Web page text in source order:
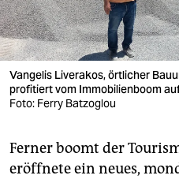
Vangelis Liverakos, örtlicher
profitiert vom Immobilienboom
Foto: Ferry Batzoglou
Ferner boomt der
eröffnete ein neues,